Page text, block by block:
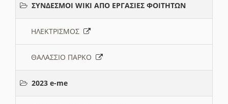
ΣΥΝΔΕΣΜΟΙ WIKI ΑΠΟ ΕΡΓΑΣΙΕΣ ΦΟΙΤΗΤΩΝ
ΗΛΕΚΤΡΙΣΜΟΣ
ΘΑΛΑΣΣΙΟ ΠΑΡΚΟ
2023 e-me